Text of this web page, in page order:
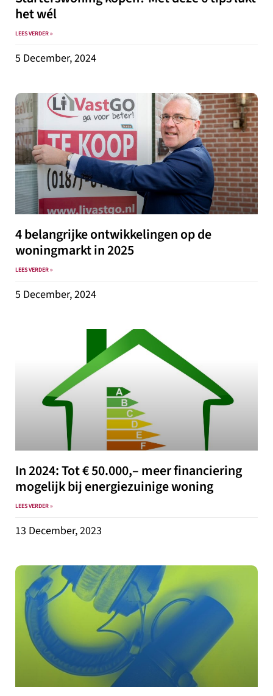
het wél
LEES VERDER »
5 December, 2024
4 belangrijke ontwikkelingen op de
woningmarkt in 2025
LEES VERDER »
5 December, 2024
In 2024: Tot € 50.000,– meer financiering
mogelijk bij energiezuinige woning
LEES VERDER »
13 December, 2023